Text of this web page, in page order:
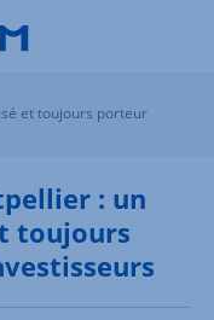
et toujours porteur
: un
toujours